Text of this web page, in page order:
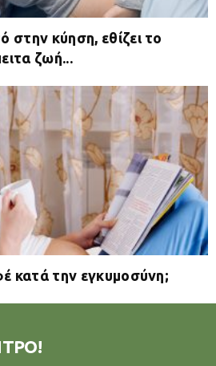
στην κύηση, εθίζει το
ζωή...
κατά την εγκυμοσύνη;